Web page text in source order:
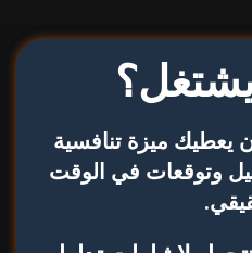
يعطيك ميزة تنافسية
وتوقعات في الوقت